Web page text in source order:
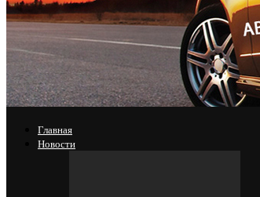
Главная
Новости